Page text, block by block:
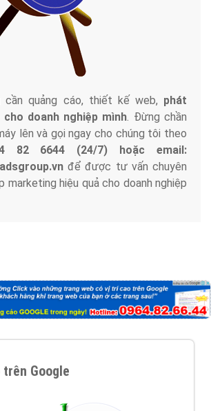
cần quảng cáo, thiết kế web, phát
doanh nghiệp mình. Đừng chần
lên và gọi ngay cho chúng tôi theo
82 6644 (24/7) hoặc email:
để được tư vấn chuyên
marketing hiệu quả cho doanh nghiệp
trên Google